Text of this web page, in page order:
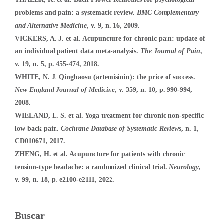
problems and pain: a systematic review. BMC Complementary
and Alternative Medicine, v. 9, n. 16, 2009.
VICKERS, A. J. et al. Acupuncture for chronic pain: update of
an individual patient data meta-analysis. The Journal of Pain,
v. 19, n. 5, p. 455-474, 2018.
WHITE, N. J. Qinghaosu (artemisinin): the price of success.
New England Journal of Medicine, v. 359, n. 10, p. 990-994,
2008.
WIELAND, L. S. et al. Yoga treatment for chronic non-specific
low back pain. Cochrane Database of Systematic Reviews, n. 1,
CD010671, 2017.
ZHENG, H. et al. Acupuncture for patients with chronic
tension-type headache: a randomized clinical trial. Neurology,
v. 99, n. 18, p. e2100-e2111, 2022.
Buscar